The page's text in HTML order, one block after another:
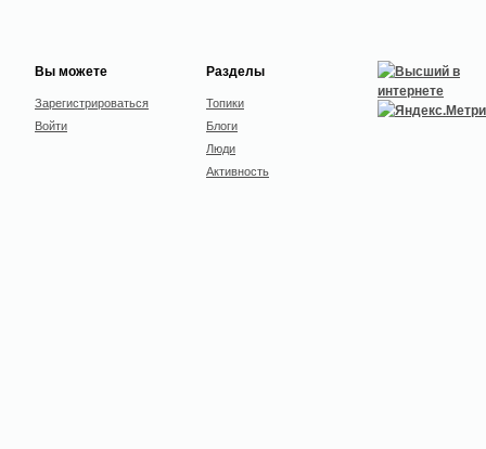
Вы можете
Зарегистрироваться
Войти
Разделы
Топики
Блоги
Люди
Активность